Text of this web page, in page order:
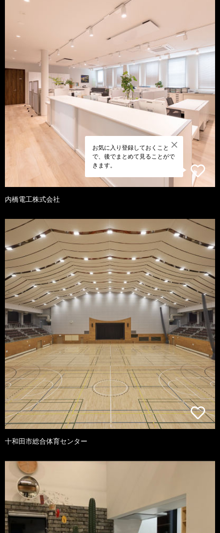
お気に入り登録しておくこと
で、後でまとめて見ることがで
きます。
内橋電工株式会社
十和田市総合体育センター